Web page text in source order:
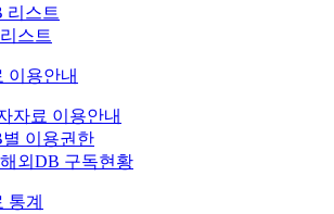
리스트
스트
이용안내
자료 이용안내
이용권한
외DB 구독현황
통계